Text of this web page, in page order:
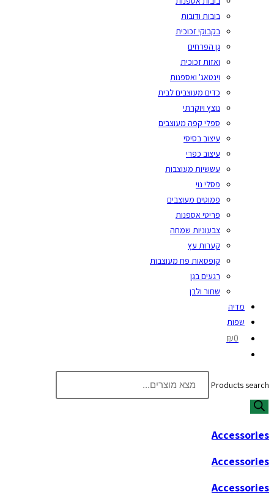
בובות ודובות
בקבוקי זכוכית
גן הפרחים
ואזות זכוכית
וינטאג' ואספנות
כדים מעוצבים לבית
נוצץ ויוקרתי
ספלי קפה מעוצבים
עיצוב בסיסי
עיצוב כפרי
עששיות מעוצבות
פסלי נוי
פמוטים מעוצבים
פריטי אספנות
צבעוניות שמחה
קערות עץ
קופסאות פח מעוצבות
רגעים בגן
שחור ולבן
מדיה
שפות
₪0
Products search
Accessories
Accessories
Accessories